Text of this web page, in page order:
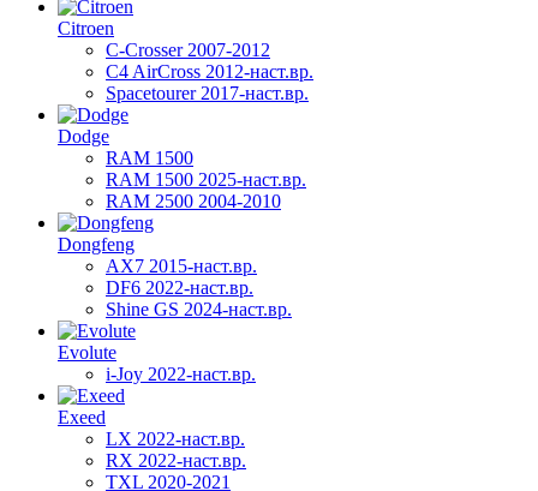
Citroen
C-Crosser 2007-2012
C4 AirCross 2012-наст.вр.
Spacetourer 2017-наст.вр.
Dodge
RAM 1500
RAM 1500 2025-наст.вр.
RAM 2500 2004-2010
Dongfeng
AX7 2015-наст.вр.
DF6 2022-наст.вр.
Shine GS 2024-наст.вр.
Evolute
i-Joy 2022-наст.вр.
Exeed
LX 2022-наст.вр.
RX 2022-наст.вр.
TXL 2020-2021